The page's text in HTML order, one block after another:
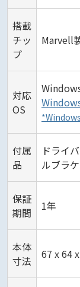
搭載
チッ
プ
Marvell
対応
OS
付属
品
ドライ
ルブラ
保証
期間
1年
本体
寸法
67 x 64